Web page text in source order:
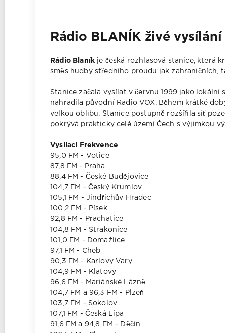
Rádio BLANÍK živé vysílání
Rádio Blaník je česká rozhlasová stanice, která
směs hudby středního proudu jak zahraničních,
Stanice začala vysílat v červnu 1999 jako lokální
nahradila původní Radio VOX. Během krátké
velkou oblibu. Stanice postupně rozšířila síť
pokrývá prakticky celé území Čech s výjimkou
Vysílací Frekvence
95,0 FM - Votice
87,8 FM - Praha
88,4 FM - České Budějovice
104,7 FM - Český Krumlov
105,1 FM - Jindřichův Hradec
100,2 FM - Písek
92,8 FM - Prachatice
104,8 FM - Strakonice
101,0 FM - Domažlice
97,1 FM - Cheb
90,3 FM - Karlovy Vary
104,9 FM - Klatovy
96,6 FM - Mariánské Lázně
104,7 FM a 96,3 FM - Plzeň
103,7 FM - Sokolov
107,1 FM - Česká Lípa
91,6 FM a 94,8 FM - Děčín